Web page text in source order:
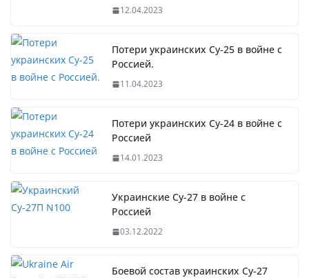
12.04.2023
Потери украинских Су-25 в войне с
Россией.
11.04.2023
Потери украинских Су-24 в войне с
Россией
14.01.2023
Украинские Су-27 в войне с
Россией
03.12.2022
Боевой состав украинских Су-27